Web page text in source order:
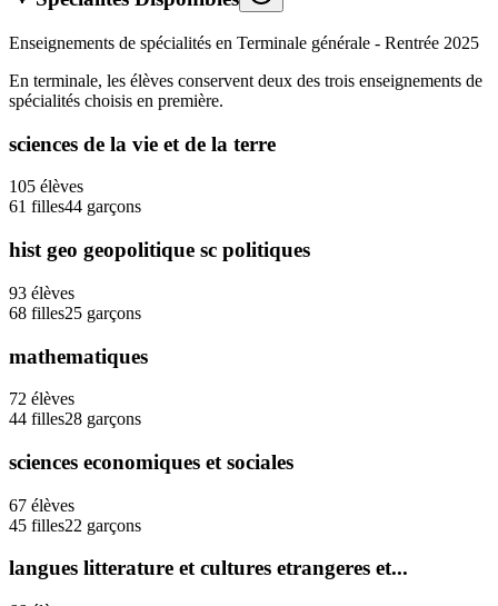
Enseignements de spécialités en Terminale générale - Rentrée 2025
En terminale, les élèves conservent deux des trois enseignements de
spécialités choisis en première.
sciences de la vie et de la terre
105 élèves
61 filles44 garçons
hist geo geopolitique sc politiques
93 élèves
68 filles25 garçons
mathematiques
72 élèves
44 filles28 garçons
sciences economiques et sociales
67 élèves
45 filles22 garçons
langues litterature et cultures etrangeres et...